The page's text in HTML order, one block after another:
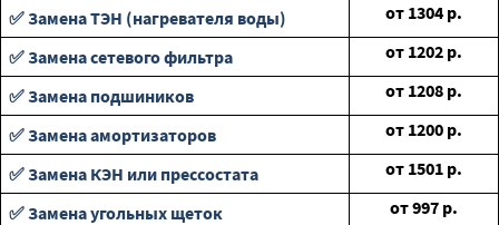
✅ Замена ТЭН (нагревателя воды) от 1304 р.
✅ Замена сетевого фильтра
от 1202 р.
✅ Замена подшиников
от 1208 р.
✅ Замена амортизаторов
от 1200 р.
✅ Замена КЭН или прессостата
от 1501 р.
✅ Замена угольных щеток
от997 р.